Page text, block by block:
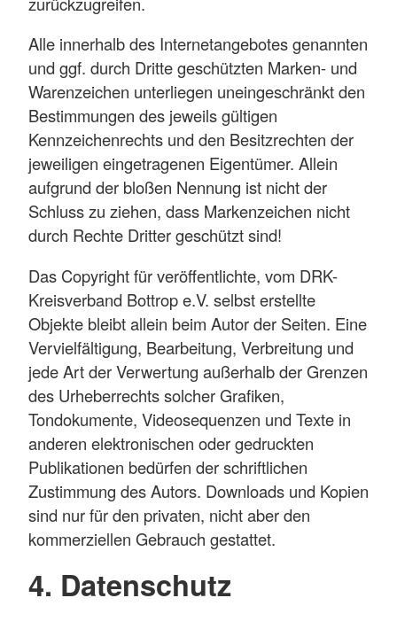
Alle innerhalb des Internetangebotes genannten
und ggf. durch Dritte geschützten Marken- und
Warenzeichen unterliegen uneingeschränkt den
Bestimmungen des jeweils gültigen
Kennzeichenrechts und den Besitzrechten der
jeweiligen eingetragenen Eigentümer. Allein
aufgrund der bloßen Nennung ist nicht der
Schluss zu ziehen, dass Markenzeichen nicht
durch Rechte Dritter geschützt sind!
Das Copyright für veröffentlichte, vom DRK-
Kreisverband Bottrop e.V. selbst erstellte
Objekte bleibt allein beim Autor der Seiten. Eine
Vervielfältigung, Bearbeitung, Verbreitung und
jede Art der Verwertung außerhalb der Grenzen
des Urheberrechts solcher Grafiken,
Tondokumente, Videosequenzen und Texte in
anderen elektronischen oder gedruckten
Publikationen bedürfen der schriftlichen
Zustimmung des Autors. Downloads und Kopien
sind nur für den privaten, nicht aber den
kommerziellen Gebrauch gestattet.
4. Datenschutz